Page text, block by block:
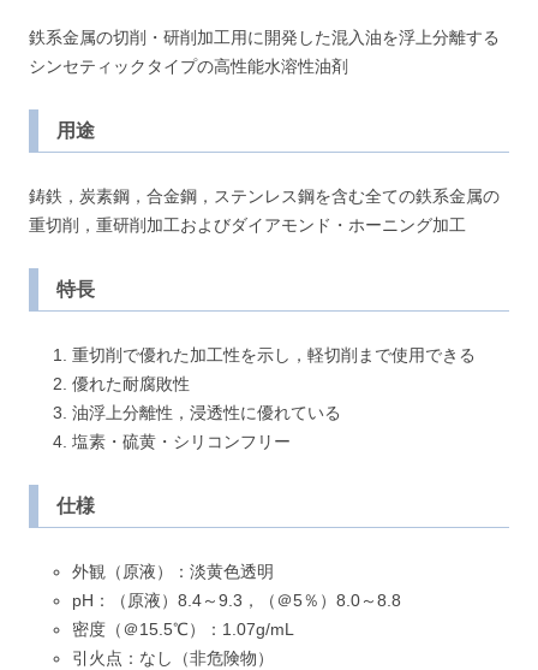
鉄系金属の切削・研削加工用に開発した混入油を浮上分離する
シンセティックタイプの高性能水溶性油剤
用途
鋳鉄，炭素鋼，合金鋼，ステンレス鋼を含む全ての鉄系金属の
重切削，重研削加工およびダイアモンド・ホーニング加工
特長
重切削で優れた加工性を示し，軽切削まで使用できる
優れた耐腐敗性
油浮上分離性，浸透性に優れている
塩素・硫黄・シリコンフリー
仕様
外観（原液）：淡黄色透明
pH：（原液）8.4～9.3，（＠5％）8.0～8.8
密度（＠15.5℃）：1.07g/mL
引火点：なし（非危険物）